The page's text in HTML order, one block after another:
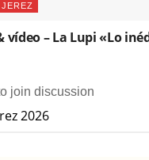
vídeo – La Lupi «Lo
join discussion
2026